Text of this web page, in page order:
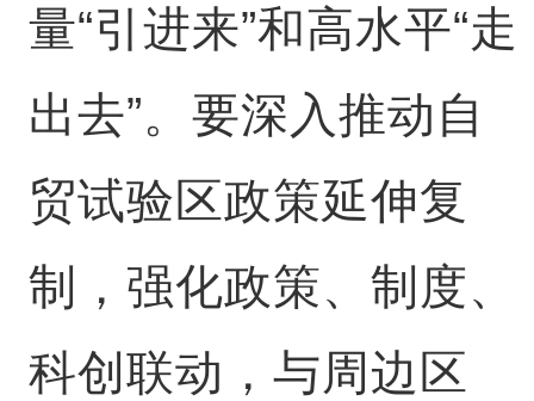
量“引进来”和高水平“走
出去”。要深入推动自
贸试验区政策延伸复
制，强化政策、制度、
科创联动，与周边区